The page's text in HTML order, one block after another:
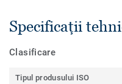
Specificații
Clasificare
Tipul produsului ISO